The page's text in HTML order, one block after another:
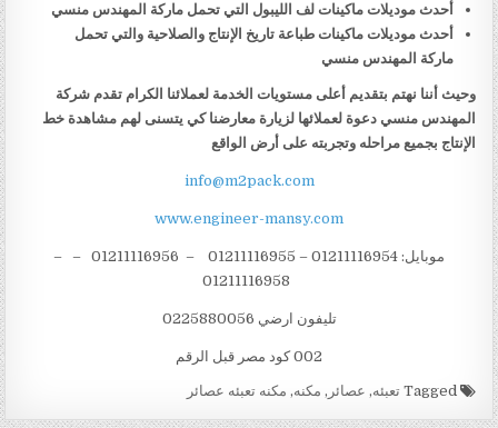
أحدث موديلات ماكينات لف الليبول التي تحمل ماركة المهندس منسي
أحدث موديلات ماكينات طباعة تاريخ الإنتاج والصلاحية والتي تحمل
ماركة المهندس منسي
وحيث أننا نهتم بتقديم أعلى مستويات الخدمة لعملائنا الكرام تقدم شركة
المهندس منسي دعوة لعملائها لزيارة معارضنا كي يتسنى لهم مشاهدة خط
الإنتاج بجميع مراحله وتجربته على أرض الواقع
info@m2pack.com
www.engineer-mansy.com
موبايل: 01211116954 – 01211116955 – 01211116956 – –
تليفون ارضي 0225880056
002 كود مصر قبل الرقم
Tagged تعبئه, عصائر , مكنه, مكنه تعبئه عصائر